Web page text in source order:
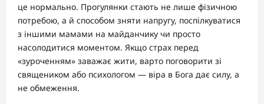
це нормально. Прогулянки стають не лише фізичною
потребою, а й способом зняти напругу, поспілкуватися
з іншими мамами на майданчику чи просто
насолодитися моментом. Якщо страх перед
«зуроченням» заважає жити, варто поговорити зі
священиком або психологом — віра в Бога дає силу, а
не обмеження.